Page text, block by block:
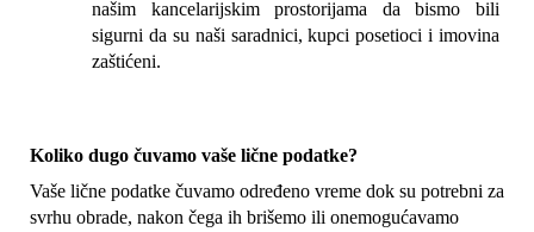
našim kancelarijskim prostorijama da bismo bili
sigurni da su naši saradnici, kupci posetioci i imovina
zaštićeni.
Koliko dugo čuvamo vaše lične podatke?
Vaše lične podatke čuvamo određeno vreme dok su potrebni za
svrhu obrade, nakon čega ih brišemo ili onemogućavamo